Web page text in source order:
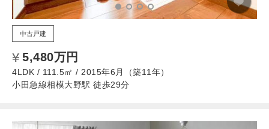
中古戸建
5,480万円
4LDK / 111.5㎡ / 2015年6月（築11年）
小田急線相模大野駅 徒歩29分